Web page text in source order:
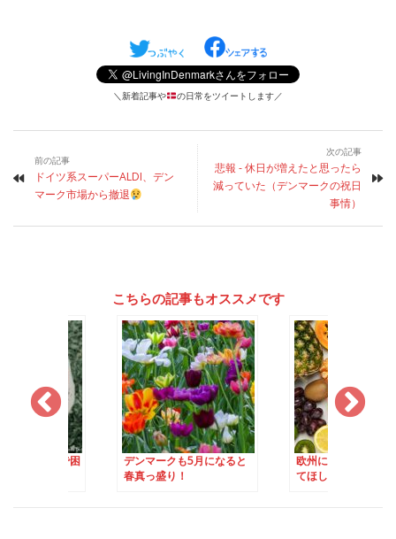
＼新着記事や の日常をツイートします／
前の記事
ドイツ系スーパーALDI、デン
マーク市場から撤退
次の記事
悲報 - 休日が増えたと思ったら
減っていた（デンマークの祝日
事情）
こちらの記事もオススメです
で豊作で困
デンマークも5月になると
春真っ盛り！
欧州に来るなら絶対
てほしい！「おすす